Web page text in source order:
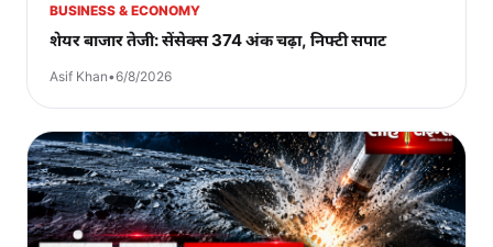
BUSINESS & ECONOMY
शेयर बाजार तेजी: सेंसेक्स 374 अंक चढ़ा, निफ्टी सपाट
Asif Khan•6/8/2026